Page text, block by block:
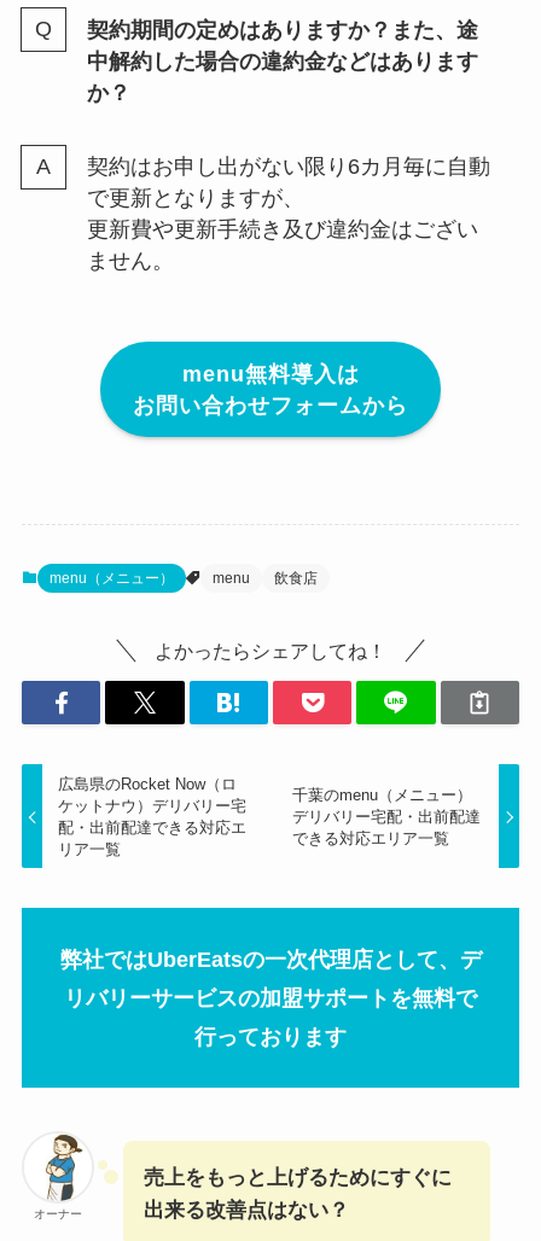
契約期間の定めはありますか？また、途
中解約した場合の違約金などはあります
か？
契約はお申し出がない限り6カ月毎に自動
で更新となりますが、
更新費や更新手続き及び違約金はござい
ません。
menu無料導入は
お問い合わせフォームから
menu（メニュー） menu 飲食店
よかったらシェアしてね！
広島県のRocket Now（ロ
ケットナウ）デリバリー宅
配・出前配達できる対応エ
リア一覧
千葉のmenu（メニュー）
デリバリー宅配・出前配達
できる対応エリア一覧
弊社ではUberEatsの一次代理店として、デ
リバリーサービスの加盟サポートを無料で
行っております
オーナー
売上をもっと上げるためにすぐに
出来る改善点はない？